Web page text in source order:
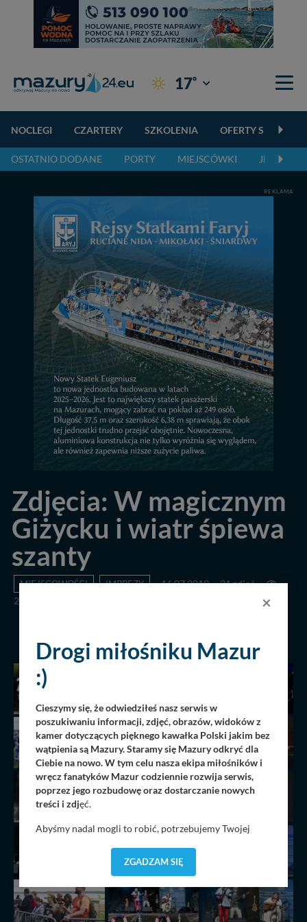
17° Giżycko
NOCLEGI CZARTERY SZKOLENIA OFERTY
OSTATNIO DODANE PORTY MIEJSCÓWKI JEZIORA,
REKLAMA
Zdjęcia: W magicznym
Giżycku i wiatr śpiewa
szanty
MIEJSCOWOŚCI IMPREZY 16.07.2019
21 zdjęć
2378
×
Drogi miłośniku Mazur
:)
Cieszymy się, że odwiedziłeś nasz serwis w
poszukiwaniu informacji, zdjęć, obrazów, widoków z
kamer dotyczących pięknego kawałka Polski jakim bez
wątpienia są Mazury. Staramy się Mazury odkryć dla
Ciebie na nowo. W tym celu nasza ekipa miłośników i
wręcz fanatyków Mazur codziennie rozwija serwis,
poprzez jego rozbudowę oraz dostarczanie nowych
treści i zdjęć.
Abyśmy nadal mogli to robić, potrzebujemy Twojej
dostosować do Twoich preferencji. Twoje dane (w tym
pliki cookies) będą zapisywane w celu usprawnienia
wyszukania, ulubione miejsca, logowania, itp).
Bezpieczeństwo Twoich danych jest dla nas
ZGADZAM SIĘ